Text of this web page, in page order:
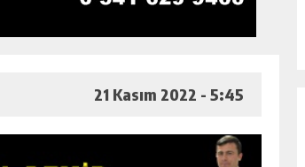
21 Kasım 2022 - 5:45